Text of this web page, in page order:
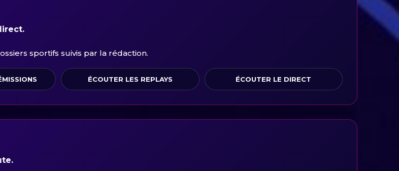
sportifs suivis par la rédaction.
ÉCOUTER LES REPLAYS ÉCOUTER LE DIRECT